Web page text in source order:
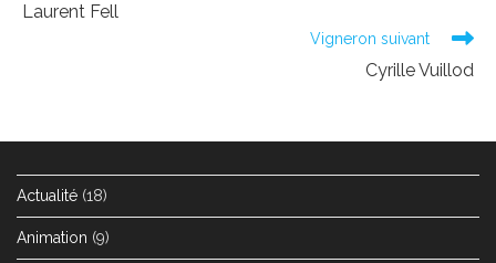
articles
Laurent Fell
Vigneron suivant
Cyrille Vuillod
Actualité (18)
Animation (9)